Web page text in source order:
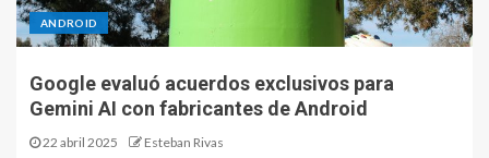
ANDROID
Google evaluó acuerdos exclusivos para
Gemini AI con fabricantes de Android
22 abril 2025 Esteban Rivas